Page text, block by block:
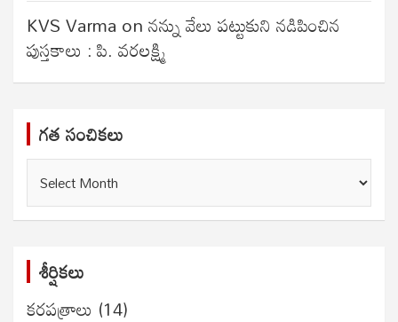
KVS Varma onనన్ను వేలు పట్టుకుని నడిపించిన
పుస్తకాలు : పి. వరలక్ష్మి
గత సంచికలు
గత
సంచికలు
శీర్షికలు
కరపత్రాలు (14)